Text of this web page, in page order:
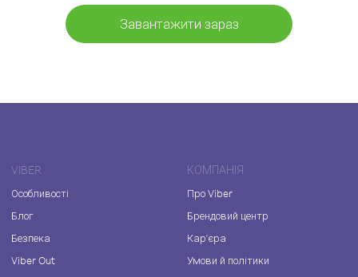
Завантажити зараз
VIBER
Особливості
Блог
Безпека
Viber Out
КОМПАНІЯ
Про Viber
Брендовий центр
Кар'єра
Умови й політики